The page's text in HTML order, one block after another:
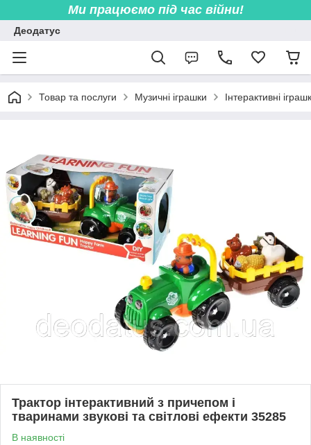
Ми працюємо під час війни!
Деодатус
Товар та послуги Музичні іграшки Інтерактивні
Трактор інтерактивний з причепом і
тваринами звукові та світлові ефекти 35285
В наявності